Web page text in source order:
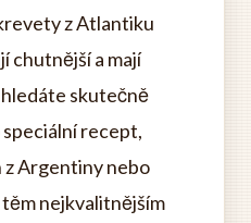
z Atlantiku
chutnější a mají
skutečně
recept,
Argentiny nebo
nejkvalitnějším